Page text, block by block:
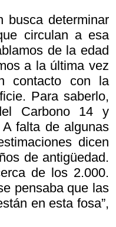
busca determinar
circulan a esa
de la edad
a la última vez
contacto con la
Para saberlo,
Carbono 14 y
falta de algunas
dicen
de antigüedad.
de los 2.000.
pensaba que las
en esta fosa”,